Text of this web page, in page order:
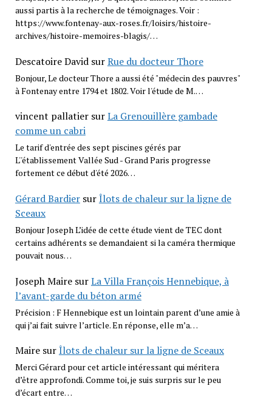
aussi partis à la recherche de témoignages. Voir :
https://www.fontenay-aux-roses.fr/loisirs/histoire-
archives/histoire-memoires-blagis/…
Descatoire DavidsurRue du docteur Thore
Bonjour, Le docteur Thore a aussi été "médecin des pauvres"
à Fontenay entre 1794 et 1802. Voir l'étude de M.…
vincent pallatiersurLa Grenouillère gambade
comme un cabri
Le tarif d'entrée des sept piscines gérés par
L''établissement Vallée Sud - Grand Paris progresse
fortement ce début d'été 2026…
Gérard BardiersurÎlots de chaleur sur la ligne de
Sceaux
Bonjour Joseph L’idée de cette étude vient de TEC dont
certains adhérents se demandaient si la caméra thermique
pouvait nous…
Joseph MairesurLa Villa François Hennebique, à
l’avant-garde du béton armé
Précision : F Hennebique est un lointain parent d’une amie à
qui j’ai fait suivre l’article. En réponse, elle m’a…
MairesurÎlots de chaleur sur la ligne de Sceaux
Merci Gérard pour cet article intéressant qui méritera
d’être approfondi. Comme toi, je suis surpris sur le peu
d’écart entre…